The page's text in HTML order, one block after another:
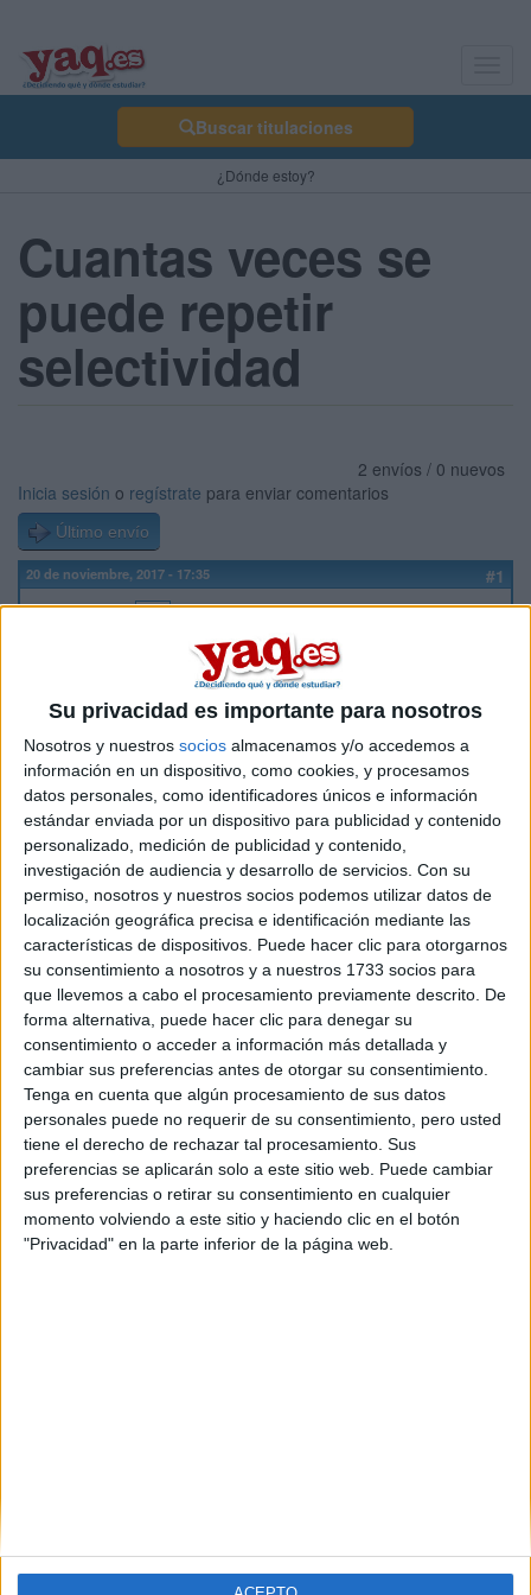
Su privacidad es importante para nosotros
Nosotros y nuestros socios almacenamos y/o accedemos a
información en un dispositivo, como cookies, y procesamos
datos personales, como identificadores únicos e información
estándar enviada por un dispositivo para publicidad y contenido
personalizado, medición de publicidad y contenido,
investigación de audiencia y desarrollo de servicios. Con su
permiso, nosotros y nuestros socios podemos utilizar datos de
localización geográfica precisa e identificación mediante las
características de dispositivos. Puede hacer clic para otorgarnos
su consentimiento a nosotros y a nuestros 1733 socios para
que llevemos a cabo el procesamiento previamente descrito. De
forma alternativa, puede hacer clic para denegar su
consentimiento o acceder a información más detallada y
cambiar sus preferencias antes de otorgar su consentimiento.
Tenga en cuenta que algún procesamiento de sus datos
personales puede no requerir de su consentimiento, pero usted
tiene el derecho de rechazar tal procesamiento. Sus
preferencias se aplicarán solo a este sitio web. Puede cambiar
sus preferencias o retirar su consentimiento en cualquier
momento volviendo a este sitio y haciendo clic en el botón
"Privacidad" en la parte inferior de la página web.
Buscar titulaciones
¿Dónde estoy?
Cuantas veces se
puede repetir
selectividad
2 envíos / 0 nuevos
Inicia sesión o regístrate para enviar comentarios
Último envío
20 de noviembre, 2017 - 17:35 #1
paulahrrd
Desconectado
Si ya he aprobado selectividad en la primera convocatoria,
¿cuántas veces me puedo presentar para subir la nota?
Etiquetas: Selectividad
Inicia sesiónoregístratepara enviar comentarios